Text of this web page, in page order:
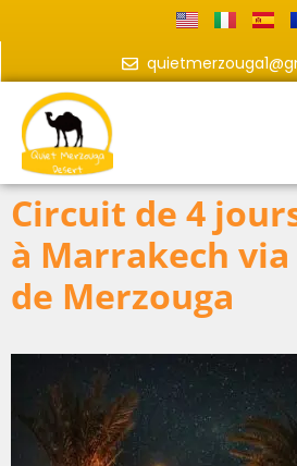
Circuit de 4
à Marrakech
de Merzouga